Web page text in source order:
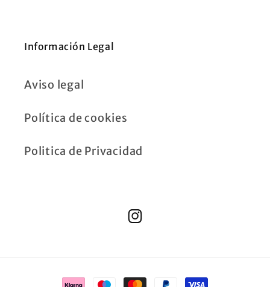
Información Legal
Aviso legal
Política de cookies
Politica de Privacidad
Instagram
Formas